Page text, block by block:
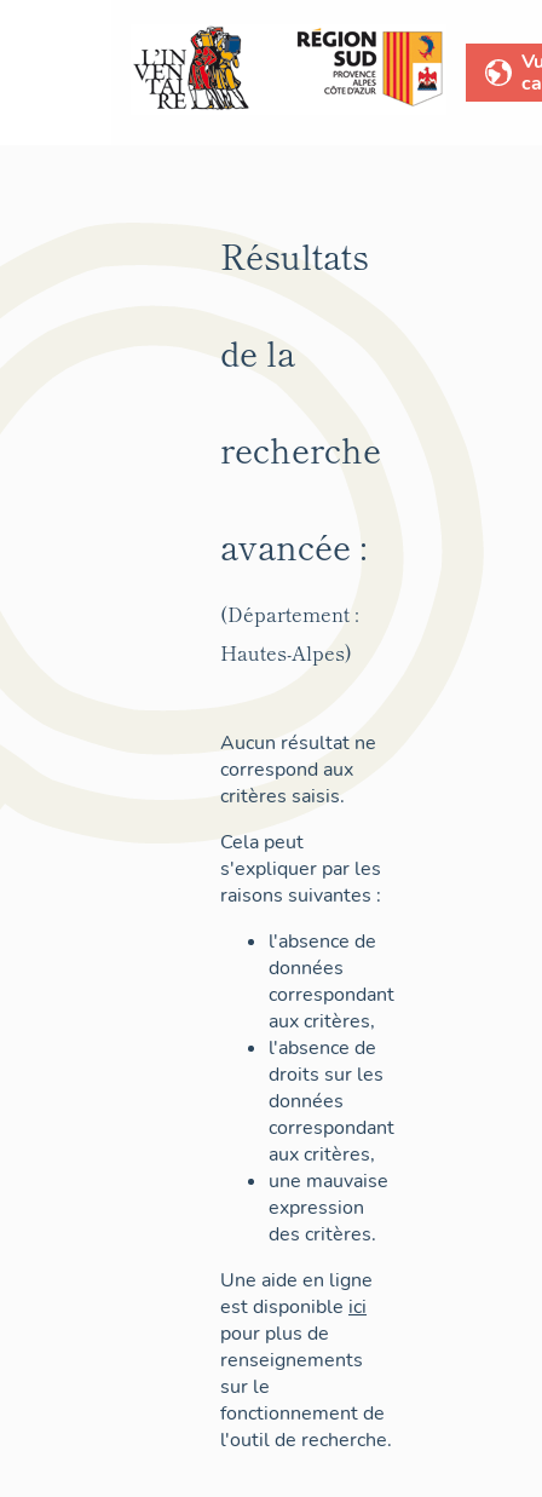
Résultats
de la
recherche
avancée :
(Département :
Hautes-Alpes)
Aucun résultat ne
correspond aux
critères saisis.
Cela peut
s'expliquer par les
raisons suivantes :
l'absence de
données
correspondant
aux critères,
l'absence de
droits sur les
données
correspondant
aux critères,
une mauvaise
expression
des critères.
Une aide en ligne
est disponible ici
pour plus de
renseignements
sur le
fonctionnement de
l'outil de recherche.